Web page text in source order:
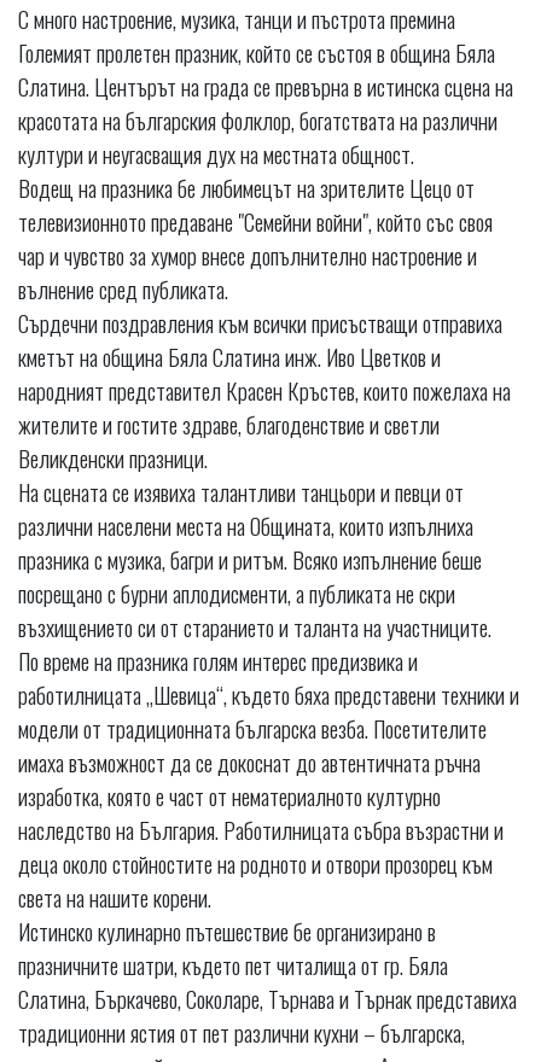
С много настроение, музика, танци и пъстрота премина
Големият пролетен празник, който се състоя в община Бяла
Слатина. Центърът на града се превърна в истинска сцена на
красотата на българския фолклор, богатствата на различни
култури и неугасващия дух на местната общност.
Водещ на празника бе любимецът на зрителите Цецо от
телевизионното предаване "Семейни войни", който със своя
чар и чувство за хумор внесе допълнително настроение и
вълнение сред публиката.
Сърдечни поздравления към всички присъстващи отправиха
кметът на община Бяла Слатина инж. Иво Цветков и
народният представител Красен Кръстев, които пожелаха на
жителите и гостите здраве, благоденствие и светли
Великденски празници.
На сцената се изявиха талантливи танцьори и певци от
различни населени места на Общината, които изпълниха
празника с музика, багри и ритъм. Всяко изпълнение беше
посрещано с бурни аплодисменти, а публиката не скри
възхищението си от старанието и таланта на участниците.
По време на празника голям интерес предизвика и
работилницата „Шевица“, където бяха представени техники и
модели от традиционната българска везба. Посетителите
имаха възможност да се докоснат до автентичната ръчна
изработка, която е част от нематериалното културно
наследство на България. Работилницата събра възрастни и
деца около стойностите на родното и отвори прозорец към
света на нашите корени.
Истинско кулинарно пътешествие бе организирано в
празничните шатри, където пет читалища от гр. Бяла
Слатина, Бъркачево, Соколаре, Търнава и Търнак представиха
традиционни ястия от пет различни кухни – българска,